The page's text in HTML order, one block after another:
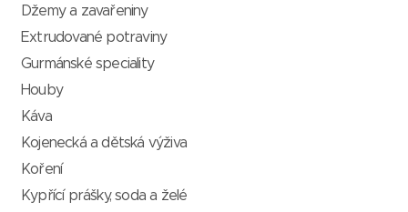
Džemy a zavařeniny
Extrudované potraviny
Gurmánské speciality
Houby
Káva
Kojenecká a dětská výživa
Koření
Kypřící prášky, soda a želé